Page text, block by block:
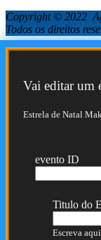
Copyright © 2022
Todos os direitos
Vai editar um
Estrela de Natal
evento ID
Titulo do
Escreva